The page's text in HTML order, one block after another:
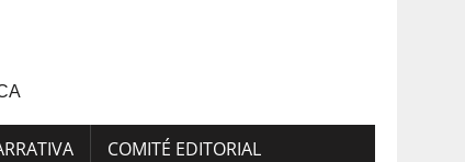
COMITÉ EDITORIAL